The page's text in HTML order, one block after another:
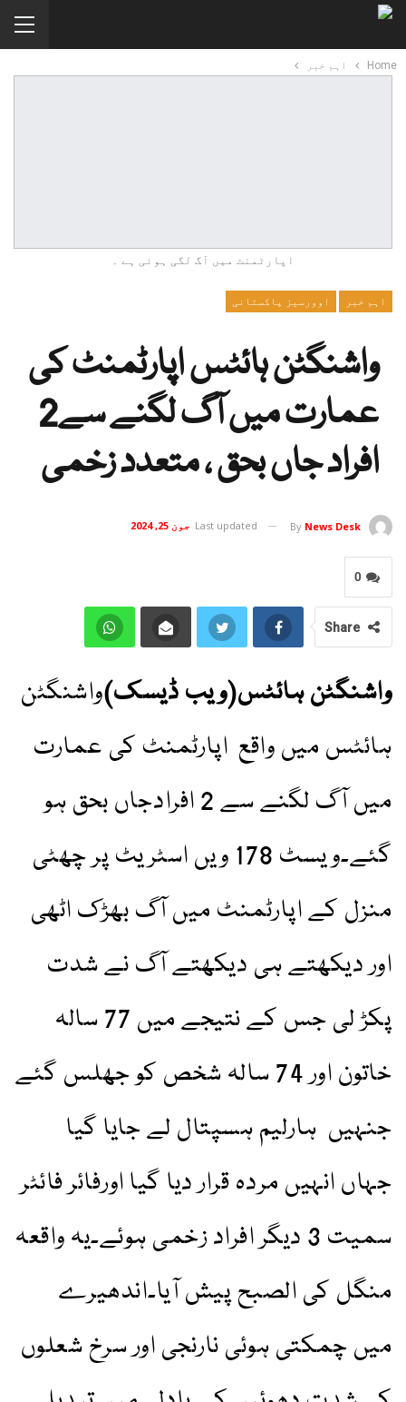
Home اہم خبر
اپارٹمنٹ میں آگ لگی ہوئی ہے ۔
اہم خبر اوورسیز پاکستانی
واشنگٹن ہائٹس اپارٹمنٹ کی
عمارت میں آگ لگنے سے2
افراد جاں بحق ، متعدد زخمی
By News Desk
Last updated جون 25, 2024
0
Share
واشنگٹن ہائٹس(ویب ڈیسک)واشنگٹن
ہائٹس میں واقع اپارٹمنٹ کی عمارت
میں آگ لگنے سے 2 افرادجاں بحق ہو
گئے۔ویسٹ 178 ویں اسٹریٹ پر چھٹی
منزل کے اپارٹمنٹ میں آگ بھڑک اٹھی
اور دیکھتے ہی دیکھتے آگ نے شدت
پکڑ لی جس کے نتیجے میں 77 سالہ
خاتون اور 74 سالہ شخص کو جھلس گئے
جنہیں ہارلیم ہسپتال لے جایا گیا
جہاں انہیں مردہ قرار دیا گیا اورفائر فائٹر
سمیت 3 دیگر افراد زخمی ہوئے۔یہ واقعہ
منگل کی الصبح پیش آیا۔اندھیرے
میں چمکتی ہوئی نارنجی اور سرخ شعلوں